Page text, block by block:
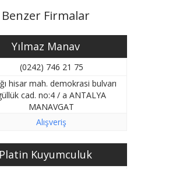
Benzer Firmalar
Yılmaz Manav
(0242) 746 21 75
hisar mah. demokrasi bulvarı
cad. no:4 / a ANTALYA
MANAVGAT
Alışveriş
Platin Kuyumculuk